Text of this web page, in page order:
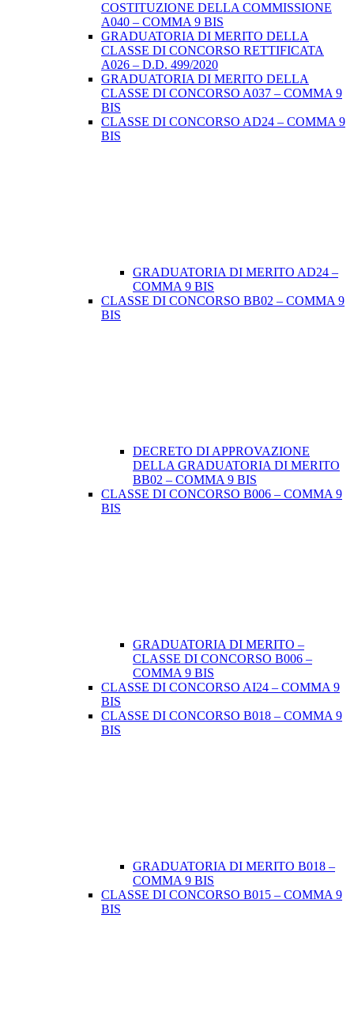
COSTITUZIONE DELLA COMMISSIONE
A040 – COMMA 9 BIS
GRADUATORIA DI MERITO DELLA
CLASSE DI CONCORSO RETTIFICATA
A026 – D.D. 499/2020
GRADUATORIA DI MERITO DELLA
CLASSE DI CONCORSO A037 – COMMA 9
BIS
CLASSE DI CONCORSO AD24 – COMMA 9
BIS
GRADUATORIA DI MERITO AD24 –
COMMA 9 BIS
CLASSE DI CONCORSO BB02 – COMMA 9
BIS
DECRETO DI APPROVAZIONE
DELLA GRADUATORIA DI MERITO
BB02 – COMMA 9 BIS
CLASSE DI CONCORSO B006 – COMMA 9
BIS
GRADUATORIA DI MERITO –
CLASSE DI CONCORSO B006 –
COMMA 9 BIS
CLASSE DI CONCORSO AI24 – COMMA 9
BIS
CLASSE DI CONCORSO B018 – COMMA 9
BIS
GRADUATORIA DI MERITO B018 –
COMMA 9 BIS
CLASSE DI CONCORSO B015 – COMMA 9
BIS